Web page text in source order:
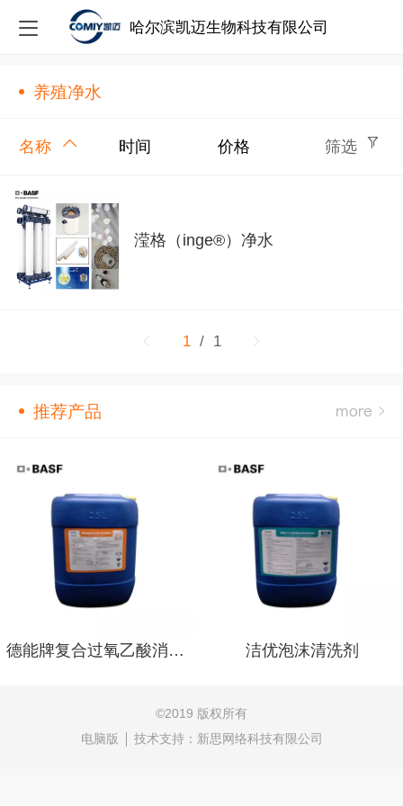
哈尔滨凯迈生物科技有限公司
养殖净水
名称 时间 价格 筛选
滢格（inge®）净水
1 / 1
推荐产品
德能牌复合过氧乙酸消毒液 洁优泡沫清洗剂
©2019 版权所有
电脑版
技术支持： 新思网络科技有限公司